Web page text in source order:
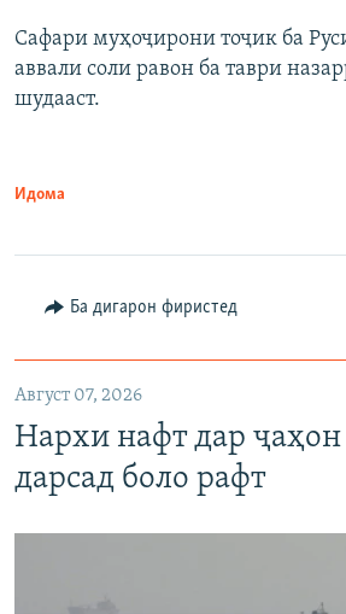
Сафари муҳоҷирони тоҷик ба
аввали соли равон ба таври
шудааст.
Идома
Ба дигарон фиристед
Август 07, 2026
Нархи нафт дар ҷаҳон
дарсад боло рафт